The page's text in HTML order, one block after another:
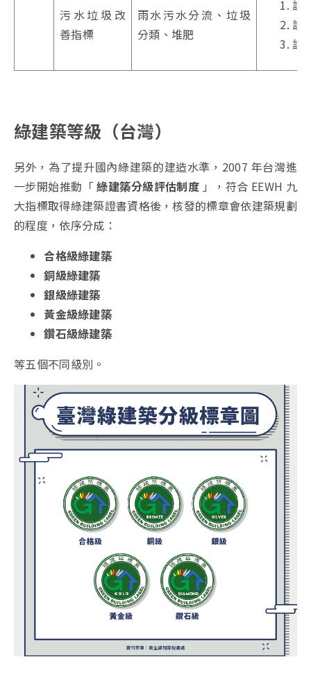
污水垃圾改
善指標
雨水污水分流、垃圾
分類、堆肥
設
設
設
綠建築等級（台灣）
另外，為了提升國內綠建築的建造水準，2007 年台灣進
一步開始推動「綠建築分級評估制度 」，符合 EEWH 九
大指標取得綠建築證書資格後，核發的標章會依建築規劃
的程度，依序分成：
合格級綠建築
銅級綠建築
銀級綠建築
黃金級綠建築
鑽石級綠建築
等五個不同級別。